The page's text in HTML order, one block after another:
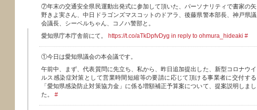
⑦年末の交通安全県民運動出発式に参加して頂いた、パーソナリティで書家の矢
野きよ実さん、中日ドラゴンズマスコットのドアラ、後藤県警本部長、神戸県議
会議長、シーベルちゃん、コノハ警部と。
愛知県庁本庁舎前にて。
https://t.co/aTkDpfvDyg in reply to ohmura_hideaki #
①今日は愛知県議会の本会議です。
午前中、まず、代表質問に先立ち、私から、昨日追加提出した、新型コロナウイ
ルス感染症対策として営業時間短縮等の要請に応じて頂ける事業者に交付する
「愛知県感染防止対策協力金」に係る増額補正予算案について、提案説明しまし
た。 #